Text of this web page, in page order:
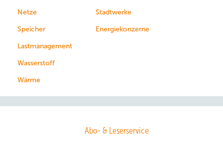
Netze
Speicher
Lastmanagement
Wasserstoff
Wärme
Stadtwerke
Energiekonzerne
Abo- & Leserservice